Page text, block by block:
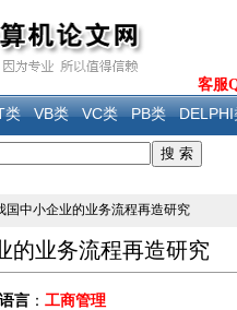
客服
类 VB类 VC类 PB类 DELPHI
国中小企业的业务流程再造研究
的业务流程再造研究
言： 工商管理